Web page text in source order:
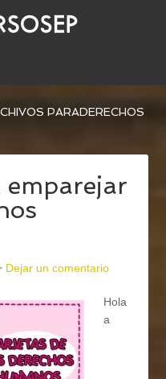
PARADERECHOS
Dejar un comentario
Hola
a